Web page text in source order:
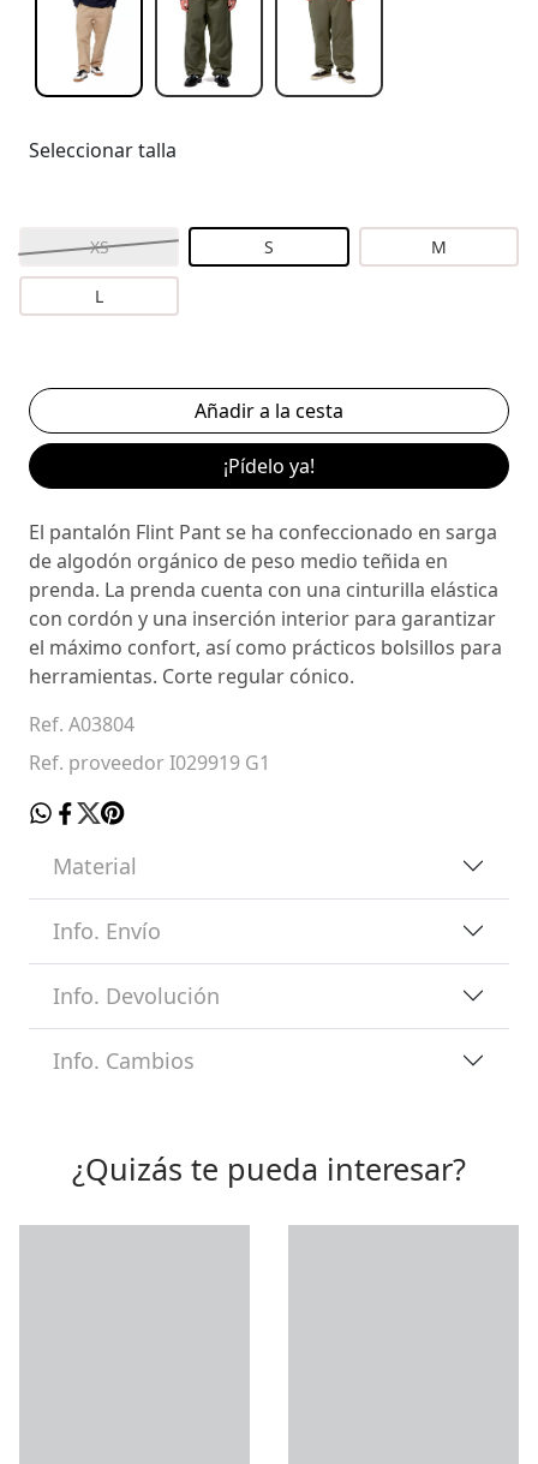
Seleccionar talla
XS S M
L
¡Pídelo ya!
El pantalón Flint Pant se ha confeccionado en sarga
de algodón orgánico de peso medio teñida en
prenda. La prenda cuenta con una cinturilla elástica
con cordón y una inserción interior para garantizar
el máximo confort, así como prácticos bolsillos para
herramientas. Corte regular cónico.
Ref. A03804
Ref. proveedor I029919 G1
Material
Info. Envío
Info. Devolución
Info. Cambios
¿Quizás te pueda interesar?